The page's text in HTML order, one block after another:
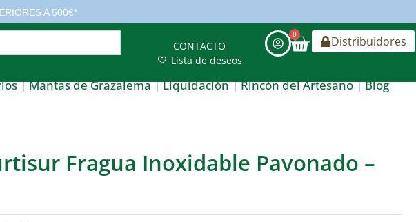
A 500€*
CONTACTO
Lista de deseos
0 Distribuidores
Mantas de Grazalema Liquidación Rincón del Artesano Blog
Fragua Inoxidable Pavonado –